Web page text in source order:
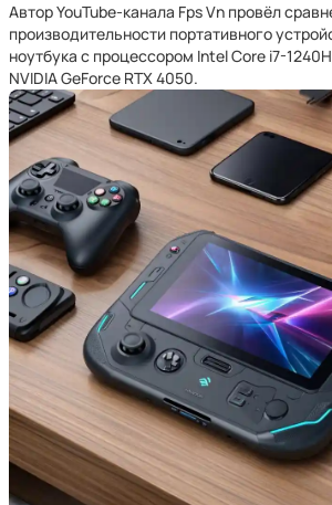
Автор YouTube-канала Fps Vn провёл
производительности портативного
ноутбука с процессором Intel Core i7-
NVIDIA GeForce RTX 4050.